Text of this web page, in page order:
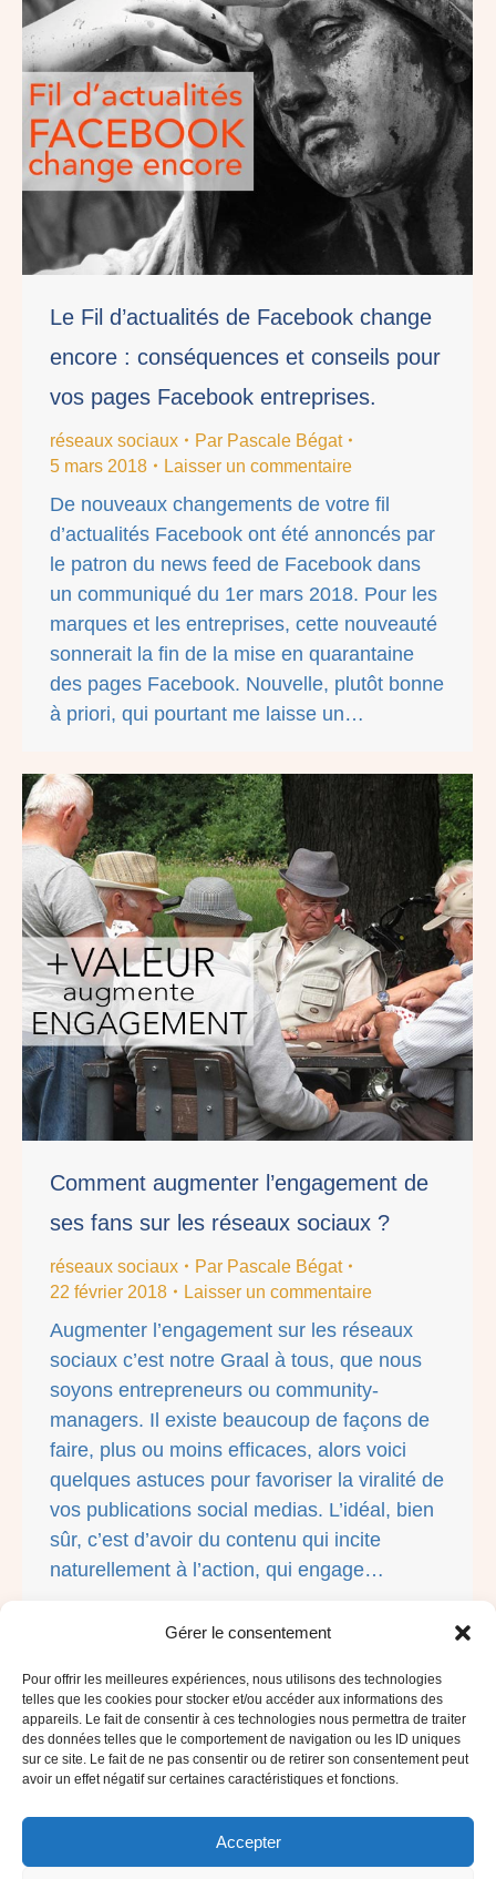
Gérer le consentement
Pour offrir les meilleures expériences, nous utilisons des technologies
telles que les cookies pour stocker et/ou accéder aux informations des
appareils. Le fait de consentir à ces technologies nous permettra de traiter
des données telles que le comportement de navigation ou les ID uniques
sur ce site. Le fait de ne pas consentir ou de retirer son consentement peut
avoir un effet négatif sur certaines caractéristiques et fonctions.
Accepter
Le Fil d’actualités de Facebook change
encore : conséquences et conseils pour
vos pages Facebook entreprises.
réseaux sociaux Par Pascale Bégat
5 mars 2018
Laisser un commentaire
De nouveaux changements de votre fil
d’actualités Facebook ont été annoncés par
le patron du news feed de Facebook dans
un communiqué du 1er mars 2018. Pour les
marques et les entreprises, cette nouveauté
sonnerait la fin de la mise en quarantaine
des pages Facebook. Nouvelle, plutôt bonne
à priori, qui pourtant me laisse un…
Comment augmenter l’engagement de
ses fans sur les réseaux sociaux ?
réseaux sociaux Par Pascale Bégat
22 février 2018
Laisser un commentaire
Augmenter l’engagement sur les réseaux
sociaux c’est notre Graal à tous, que nous
soyons entrepreneurs ou community-
managers. Il existe beaucoup de façons de
faire, plus ou moins efficaces, alors voici
quelques astuces pour favoriser la viralité de
vos publications social medias. L’idéal, bien
sûr, c’est d’avoir du contenu qui incite
naturellement à l’action, qui engage…
1 2 →